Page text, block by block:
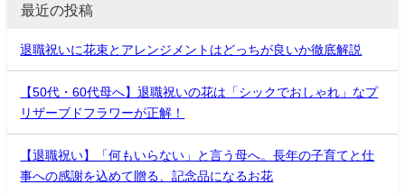
最近の投稿
退職祝いに花束とアレンジメントはどっちが良いか徹底解説
【50代・60代母へ】退職祝いの花は「シックでおしゃれ」なプ
リザーブドフラワーが正解！
【退職祝い】「何もいらない」と言う母へ。長年の子育てと仕
事への感謝を込めて贈る、記念品になるお花